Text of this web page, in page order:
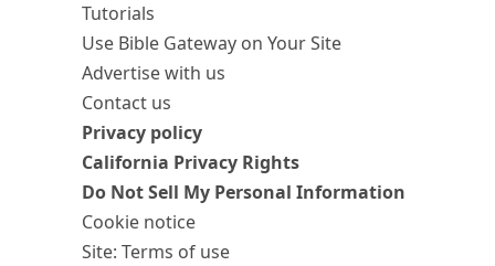
Tutorials
Use Bible Gateway on Your Site
Advertise with us
Contact us
Privacy policy
California Privacy Rights
Do Not Sell My Personal Information
Cookie notice
Site: Terms of use